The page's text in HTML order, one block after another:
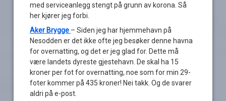
med serviceanlegg stengt på grunn av korona. Så
her kjører jeg forbi.
Aker Brygge – Siden jeg har hjemmehavn på
Nesodden er det ikke ofte jeg besøker denne havna
for overnatting, og det er jeg glad for. Dette må
være landets dyreste gjestehavn. De skal ha 15
kroner per fot for overnatting, noe som for min 29-
foter kommer på 435 kroner! Nei takk. Og de svarer
aldri på e-post.